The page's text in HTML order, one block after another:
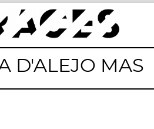
de la memòria obert a tothom
D'ALEJO MAS